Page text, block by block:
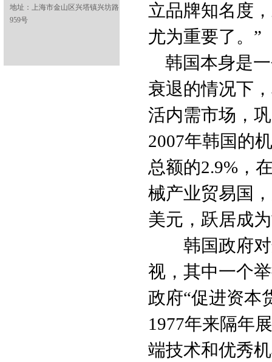
地址：上海市金山区兴塔镇兴坊路
959号
立品牌知名度
尤为重要了。”
韩国本身是一
衰退的情况下
活内需市场，
2007年韩国的
总额的2.9%，
械产业贸易国
美元，跃居成
韩国政府对
视，其中一个
政府“促进资本
1977年来隔年
端技术和优秀